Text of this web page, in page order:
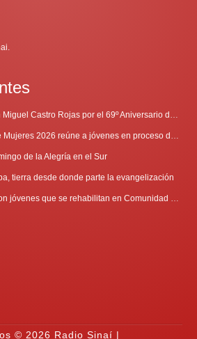
de la Alegría en el Sur
tierra desde donde parte la evangelización
© 2026 Radio Sinaí |